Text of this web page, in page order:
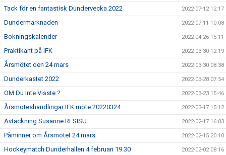
Tack för en fantastisk Dundervecka 2022 2022-07-12 12:17
Dundermarknaden 2022-07-11 10:08
Bokningskalender 2022-04-26 15:11
Praktikant på IFK 2022-03-30 12:19
Årsmötet den 24 mars 2022-03-30 08:38
Dunderkastet 2022 2022-03-28 07:54
OM Du Inte Visste ? 2022-03-23 15:46
Årsmöteshandlingar IFK möte 20220324 2022-03-17 15:12
Avtackning Susanne RFSISU 2022-02-17 16:03
Påminner om Årsmötet 24 mars 2022-02-15 20:10
Hockeymatch Dunderhallen 4 februari 19.30 2022-02-02 08:16